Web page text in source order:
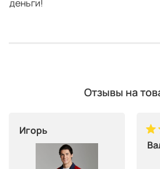
деньги!
Отзывы на
Игорь